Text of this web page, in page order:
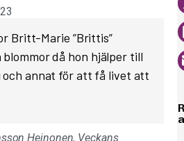
Britt-Marie ”Brittis”
då hon hjälper till
och annat för att få livet att
Heinonen, Veckans